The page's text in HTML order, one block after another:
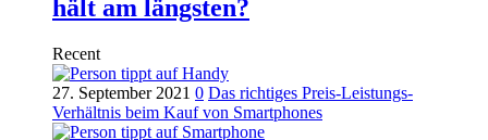
hält am längsten?
Recent
27. September 2021 0 Das richtiges Preis-Leistungs-
Verhältnis beim Kauf von Smartphones